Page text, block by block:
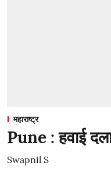
महाराष्ट्र
Pune : हवाई
Swapnil S